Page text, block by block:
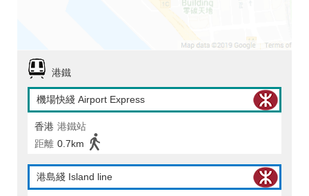
港鐵
機場快綫 Airport Express
香港 港鐵站
距離 0.7km
港島綫 Island line